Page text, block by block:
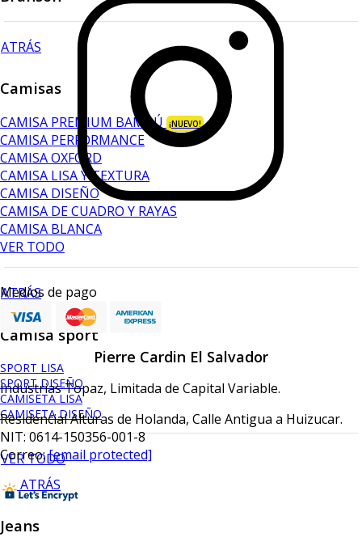
ATRÁS
Camisas
CAMISA PREMIUM BAMBÚ ¡NUEVO!
CAMISA PERFORMANCE
CAMISA OXFORD
CAMISA LISA Y TEXTURA
CAMISA DISEÑO
CAMISA DE CUADRO Y RAYAS
CAMISA BLANCA
VER TODO
ATRÁS
Camisa sport
SPORT LISA
SPORT DISEÑO
CAMISETA LISA
CAMISETA DISEÑO
VER TODO
ATRÁS
Jeans
Medios de pago
Pierre Cardin El Salvador
Industrias Topaz, Limitada de Capital Variable.
Residencial Alturas de Holanda, Calle Antigua a Huizucar.
NIT: 0614-150356-001-8
Correo:[email protected]